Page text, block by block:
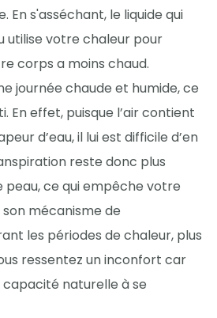
s'asséchant, le liquide qui
utilise votre chaleur pour
corps a moins chaud.
journée chaude et humide, ce
En effet, puisque l’air contient
d’eau, il lui est difficile d’en
reste donc plus
ce qui empêche votre
mécanisme de
les périodes de chaleur, plus
ressentez un inconfort car
naturelle à se